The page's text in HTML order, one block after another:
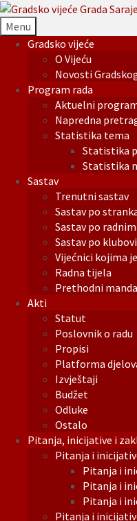
Menu
Gradsko vijeće
O Vijeću
Novosti
Program rada
Aktuelni
Napredna
Statistika tema
Statistika
Statistika
Sastav
Trenutni sastav
Sastav po
Sastav po
Sastav po
Vijećnici kojima
Radna tijela
Prethodni
Akti
Statut
Poslovnik o radu
Propisi
Platforma
Izvještaji
Budžet
Odluke
Ostalo
Pitanja, inicijative i
Pitanja i
Pitanja i
Pitanja i
Pitanja i
Pitanja i